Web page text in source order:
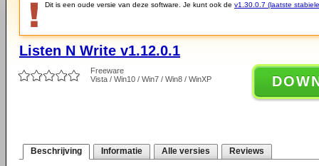
Dit is een oude versie van deze software. Je kunt ook de v1.30.0.7 (laatste
Listen N Write v1.12.0.1
Freeware
Vista / Win10 / Win7 / Win8 / WinXP
Beschrijving Informatie Alle versies Reviews